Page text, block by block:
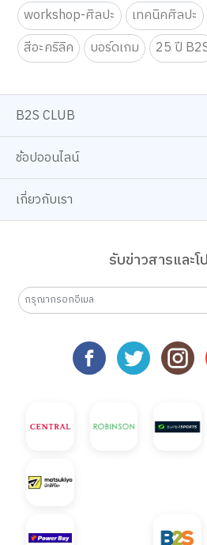
workshop-ศิลปะ
เทคนิคศิลปะ
สีอะคริลิค
บอร์ดเกม 25 ปี
B2S CLUB
ช้อปออนไลน์
เกี่ยวกับเรา
รับข่าวสารและโ